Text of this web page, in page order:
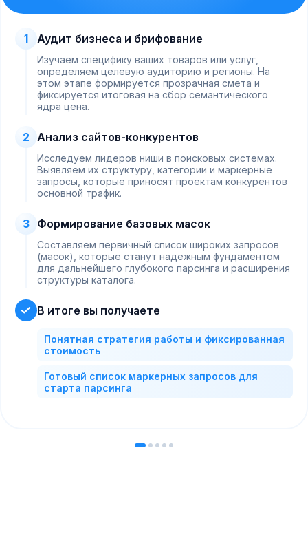
1 Аудит бизнеса и брифование
Изучаем специфику ваших товаров или услуг,
определяем целевую аудиторию и регионы. На
этом этапе формируется прозрачная смета и
фиксируется итоговая на сбор семантического
ядра цена.
2 Анализ сайтов-конкурентов
Исследуем лидеров ниши в поисковых системах.
Выявляем их структуру, категории и маркерные
запросы, которые приносят проектам конкурентов
основной трафик.
3 Формирование базовых масок
Составляем первичный список широких запросов
(масок), которые станут надежным фундаментом
для дальнейшего глубокого парсинга и расширения
структуры каталога.
В итоге вы получаете
Понятная стратегия работы и фиксированная
стоимость
Готовый список маркерных запросов для
старта парсинга